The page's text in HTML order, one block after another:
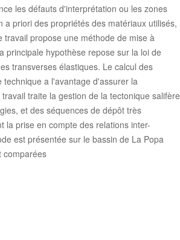
les défauts d'interprétation ou les zones
priori des propriétés des matériaux utilisés,
propose une méthode de mise à
principale hypothèse repose sur la loi de
transverses élastiques. Le calcul des
a l'avantage d'assurer la
traite la gestion de la tectonique salifère
et des séquences de dépôt très
la prise en compte des relations inter-
est présentée sur le bassin de La Popa
comparées